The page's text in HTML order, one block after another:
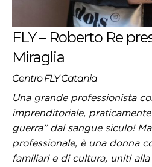
FLY – Roberto Re
Miraglia
Centro FLY Catania
Una grande professionista
imprenditoriale,
guerra” dal sangue siculo!
professionale, è una donna
familiari e di cultura, uniti